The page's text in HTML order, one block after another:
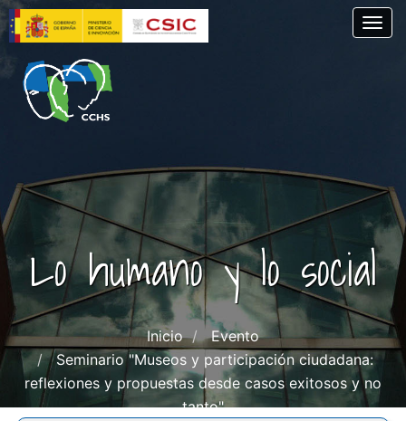
Pasar
al
contenido
principal
Lo humano y lo social
Inicio
Evento
Seminario "Museos y participación ciudadana:
reflexiones y propuestas desde casos exitosos y no
tanto"